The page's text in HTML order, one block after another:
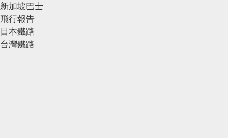
新加坡巴士
飛行報告
日本鐵路
台灣鐵路